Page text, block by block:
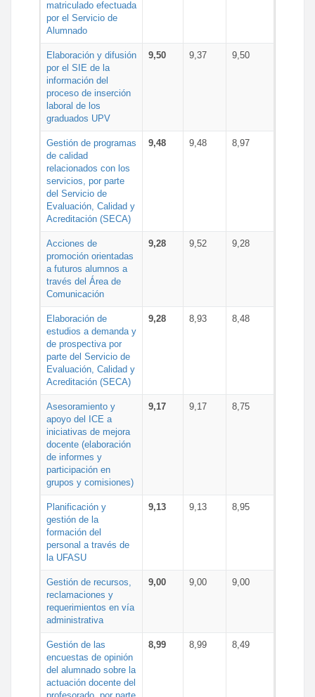
matriculado efectuada
por el Servicio de
Alumnado
Elaboración y difusión
por el SIE de la
información del
proceso de inserción
laboral de los
graduados UPV
9,50 9,37 9,50
Gestión de programas
de calidad
relacionados con los
servicios, por parte
del Servicio de
Evaluación, Calidad y
Acreditación (SECA)
9,48 9,48 8,97
Acciones de
promoción orientadas
a futuros alumnos a
través del Área de
Comunicación
9,28 9,52 9,28
Elaboración de
estudios a demanda y
de prospectiva por
parte del Servicio de
Evaluación, Calidad y
Acreditación (SECA)
9,28 8,93 8,48
Asesoramiento y
apoyo del ICE a
iniciativas de mejora
docente (elaboración
de informes y
participación en
grupos y comisiones)
9,17 9,17 8,75
Planificación y
gestión de la
formación del
personal a través de
la UFASU
9,13 9,13 8,95
Gestión de recursos,
reclamaciones y
requerimientos en vía
administrativa
9,00 9,00 9,00
Gestión de las
encuestas de opinión
del alumnado sobre la
actuación docente del
profesorado, por parte
8,99 8,99 8,49